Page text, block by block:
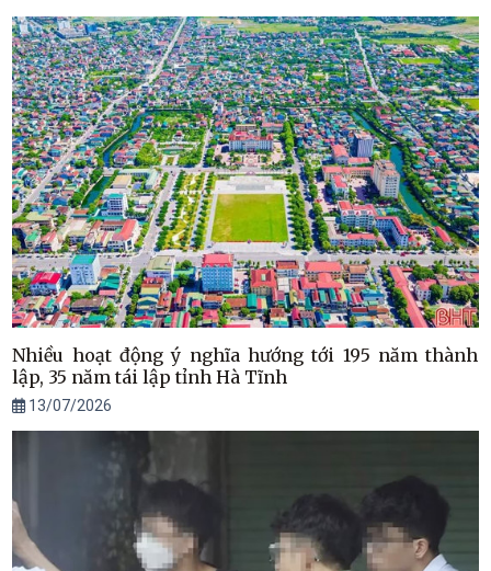
thúc đẩy khát vọng đổi mới, sáng tạo và góp phần xây dựng
đất nước phồn vinh trong kỷ nguyên mới.
Nhiều hoạt động ý nghĩa hướng tới 195 năm thành
lập, 35 năm tái lập tỉnh Hà Tĩnh
13/07/2026